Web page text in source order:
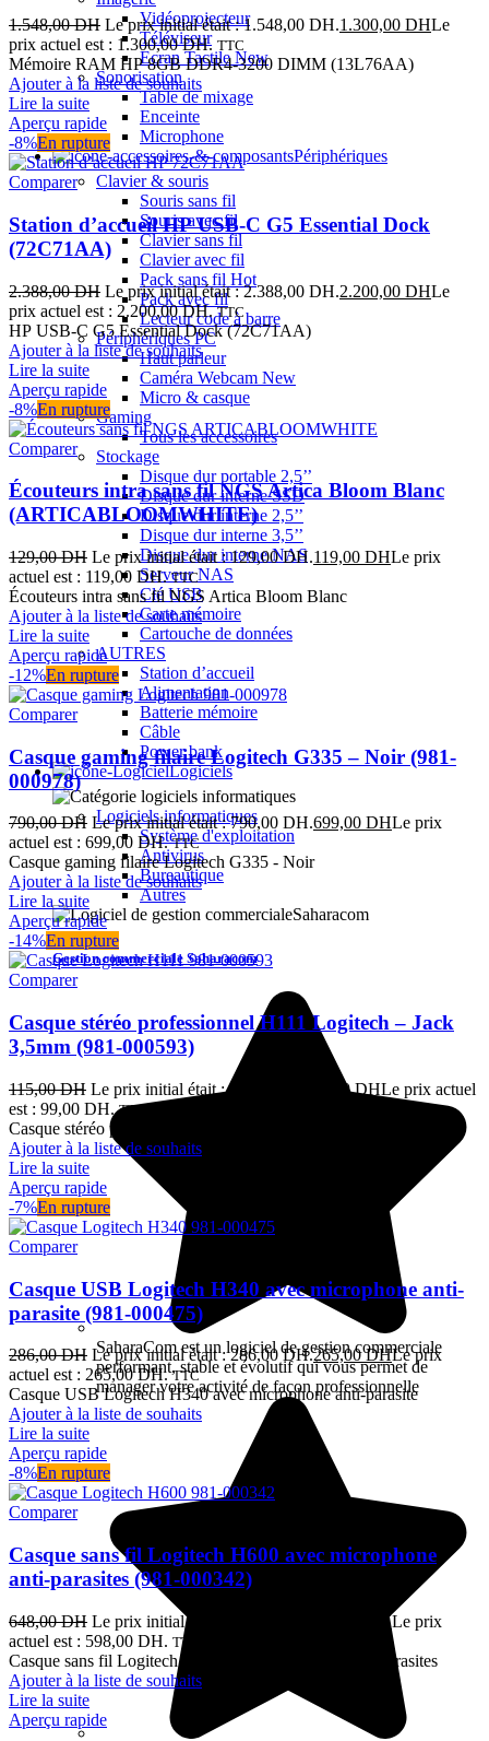
Vidéoprojecteur
Téléviseur
Ecran TactileNew
Sonorisation
Table de mixage
Enceinte
Microphone
Périphériques
Clavier & souris
Souris sans fil
Souris avec fil
Clavier sans fil
Clavier avec fil
Pack sans fil Hot
Pack avec fil
Lecteur code à barre
Périphériques PC
Haut parleur
Caméra Webcam New
Micro & casque
Gaming
Tous les accessoires
Stockage
Disque dur portable 2,5’’
Disque dur interne SSD
Disque dur interne 2,5’’
Disque dur interne 3,5’’
Disque dur interne NAS
Serveur NAS
Clé USB
Carte mémoire
Cartouche de données
AUTRES
Station d’accueil
Alimentation
Batterie mémoire
Câble
Power bank
Logiciels
Logiciels informatiques
Système d'exploitation
Antivirus
Bureautique
Autres
Gestion commerciale Saharacom
SaharaCom est un logiciel de gestion commerciale
performant, stable et évolutif qui vous permet de
manager votre activité de façon professionnelle
1.548,00DH Le prix initial était : 1.548,00 DH.1.300,00 DHLe
prix actuel est : 1.300,00 DH. TTC
Mémoire RAM HP 8GB DDR4-3200 DIMM (13L76AA)
Ajouter à la liste de souhaits
Lire la suite
Aperçu rapide
-8%En rupture
Comparer
Station d’accueil HP USB-C G5 Essential Dock
(72C71AA)
2.388,00DH Le prix initial était : 2.388,00 DH.2.200,00 DHLe
prix actuel est : 2.200,00 DH. TTC
HP USB-C G5 Essential Dock (72C71AA)
Ajouter à la liste de souhaits
Lire la suite
Aperçu rapide
-8%En rupture
Comparer
Écouteurs intra sans fil NGS Artica Bloom Blanc
(ARTICABLOOMWHITE)
129,00DH Le prix initial était : 129,00 DH.119,00 DHLe prix
actuel est : 119,00 DH. TTC
Écouteurs intra sans fil NGS Artica Bloom Blanc
Ajouter à la liste de souhaits
Lire la suite
Aperçu rapide
-12%En rupture
Comparer
Casque gaming filaire Logitech G335 – Noir (981-
000978)
790,00DH Le prix initial était : 790,00 DH.699,00 DHLe prix
actuel est : 699,00 DH. TTC
Casque gaming filaire Logitech G335 - Noir
Ajouter à la liste de souhaits
Lire la suite
Aperçu rapide
-14%En rupture
Comparer
Casque stéréo professionnel H111 Logitech – Jack
3,5mm (981-000593)
115,00DH Le prix initial était : 115,00 DH. 99,00DHLe prix actuel
est : 99,00 DH. TTC
Casque stéréo professionnel H111 Logitech - Jack 3,5mm
Ajouter à la liste de souhaits
Lire la suite
Aperçu rapide
-7%En rupture
Comparer
Casque USB Logitech H340 avec microphone anti-
parasite (981-000475)
286,00DH Le prix initial était : 286,00 DH.265,00DHLe prix
actuel est : 265,00 DH. TTC
Casque USB Logitech H340 avec microphone anti-parasite
Ajouter à la liste de souhaits
Lire la suite
Aperçu rapide
-8%En rupture
Comparer
Casque sans fil Logitech H600 avec microphone
anti-parasites (981-000342)
648,00DH Le prix initial était : 648,00 DH. DHLe prix
actuel est : 598,00 DH. TTC
Casque sans fil Logitech H600 avec microphone anti-parasites
Ajouter à la liste de souhaits
Lire la suite
Aperçu rapide